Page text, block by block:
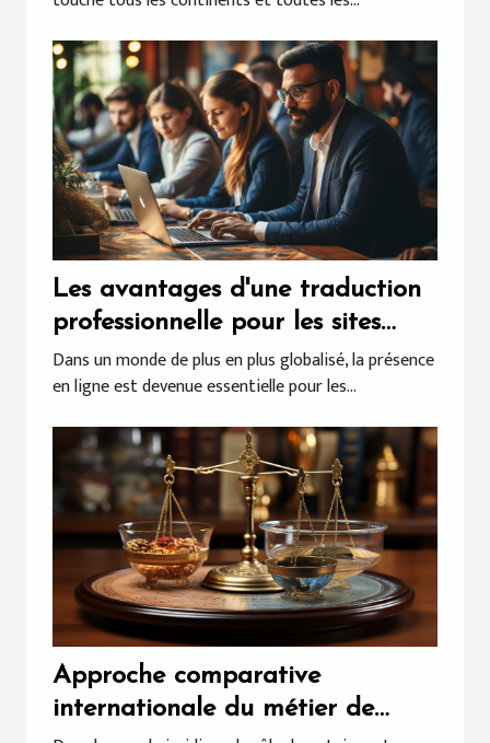
Les avantages d'une traduction
professionnelle pour les sites
internet
Dans un monde de plus en plus globalisé, la présence
en ligne est devenue essentielle pour les...
Approche comparative
internationale du métier de